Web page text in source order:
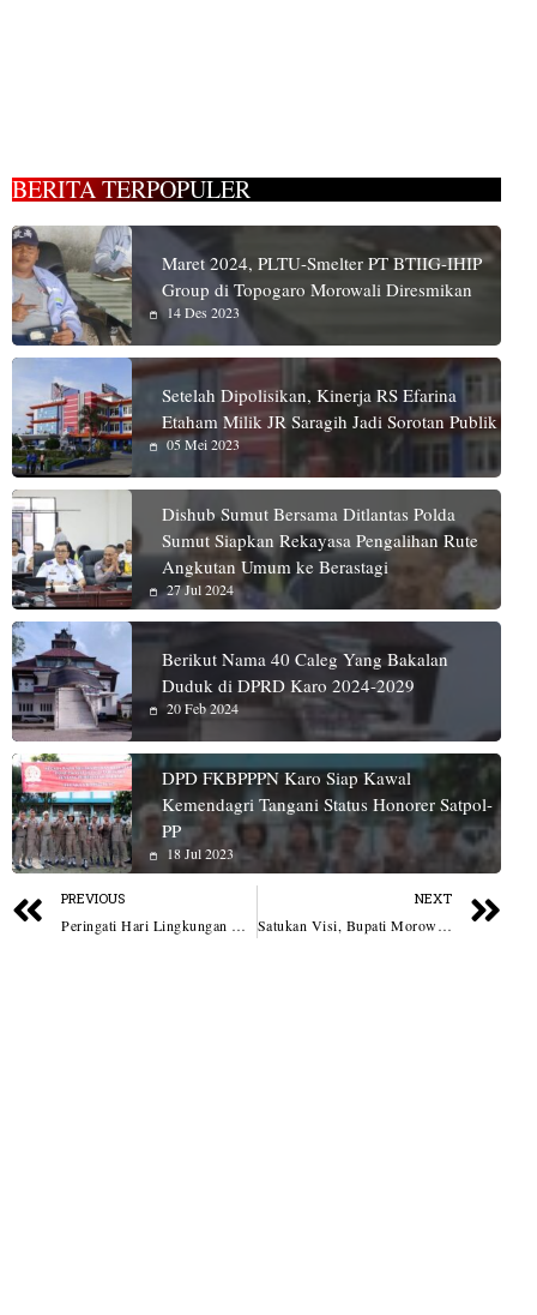
BERITA TERPOPULER
Maret 2024, PLTU-Smelter PT BTIIG-IHIP
Group di Topogaro Morowali Diresmikan
14 Des 2023
Setelah Dipolisikan, Kinerja RS Efarina
Etaham Milik JR Saragih Jadi Sorotan Publik
05 Mei 2023
Dishub Sumut Bersama Ditlantas Polda
Sumut Siapkan Rekayasa Pengalihan Rute
Angkutan Umum ke Berastagi
27 Jul 2024
Berikut Nama 40 Caleg Yang Bakalan
Duduk di DPRD Karo 2024-2029
20 Feb 2024
DPD FKBPPPN Karo Siap Kawal
Kemendagri Tangani Status Honorer Satpol-
PP
18 Jul 2023
PREVIOUS
Peringati Hari Lingkungan Hidup Sedunia 2025, Bupati Batubara Ajak Masyarakat Jaga Lingkungan dan Hentikan Polusi Plastik
NEXT
Satukan Visi, Bupati Morowali Tegaskan Pentingnya Kolaborasi Dalam Musrenbang Tiga Kecamatan